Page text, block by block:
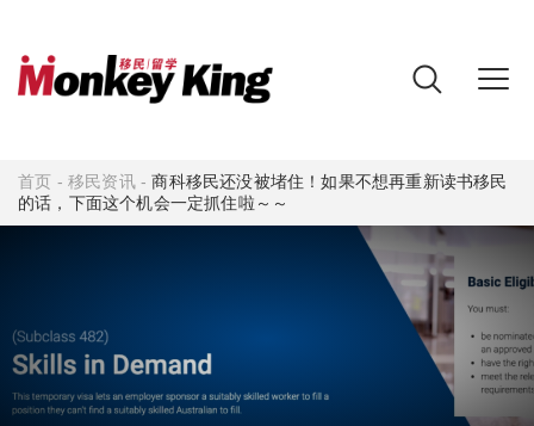
首页 -移民资讯-商科移民还没被堵住！如果不想再重新读书移民
的话，下面这个机会一定抓住啦～～